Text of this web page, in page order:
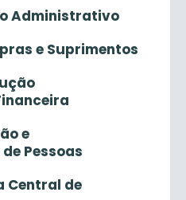
Administrativo
e Suprimentos
e
Pessoas
Central de